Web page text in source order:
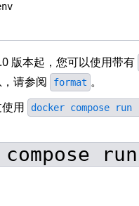
版本起，您可以使用带有
请参阅 format 。
用 docker compose run